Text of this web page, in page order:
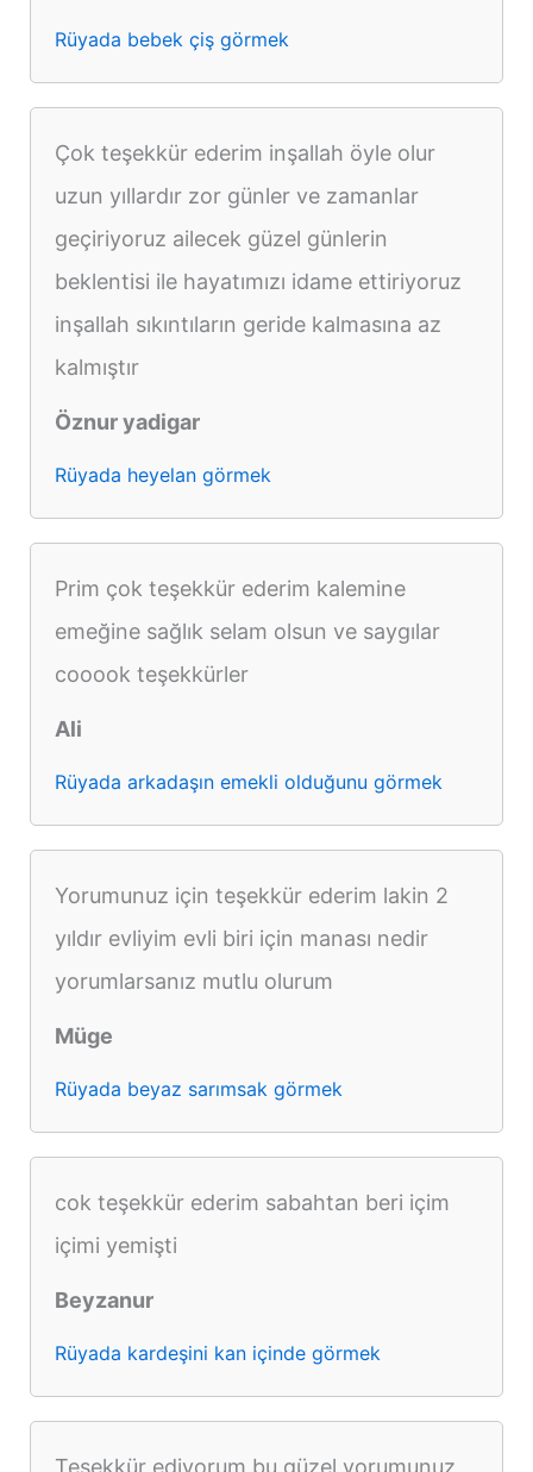
Rüyada bebek çiş görmek
Çok teşekkür ederim inşallah öyle olur
uzun yıllardır zor günler ve zamanlar
geçiriyoruz ailecek güzel günlerin
beklentisi ile hayatımızı idame ettiriyoruz
inşallah sıkıntıların geride kalmasına az
kalmıştır
Öznur yadigar
Rüyada heyelan görmek
Prim çok teşekkür ederim kalemine
emeğine sağlık selam olsun ve saygılar
cooook teşekkürler
Ali
Rüyada arkadaşın emekli olduğunu görmek
Yorumunuz için teşekkür ederim lakin 2
yıldır evliyim evli biri için manası nedir
yorumlarsanız mutlu olurum
Müge
Rüyada beyaz sarımsak görmek
cok teşekkür ederim sabahtan beri içim
içimi yemişti
Beyzanur
Rüyada kardeşini kan içinde görmek
Teşekkür ediyorum bu güzel yorumunuz